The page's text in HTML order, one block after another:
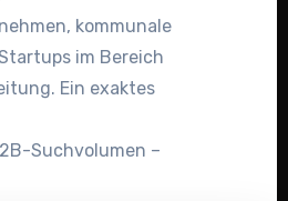
kommunale
im Bereich
Ein exaktes
Suchvolumen –